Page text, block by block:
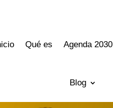
Qué es Agenda 2030
Blog